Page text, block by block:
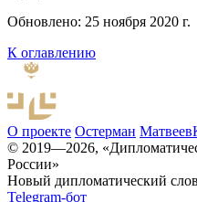
Обновлено: 25 ноября 2020 г.
К оглавлению
О проекте Остерман Матвеев
© 2019—2026,
России»
Новый дипломатический
Telegram-бот